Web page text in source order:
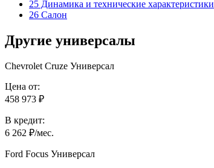
25 Динамика и технические характеристики
26 Салон
Другие универсалы
Chevrolet Cruze Универсал
Цена от:
458 973 ₽
В кредит:
6 262 ₽/мес.
Ford Focus Универсал